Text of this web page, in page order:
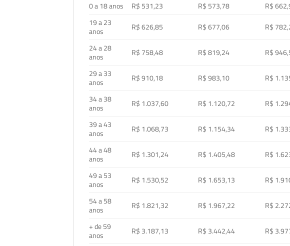
0 a 18 anos
R$ 531,23 R$ 573,78 R$
19 a 23
anos
R$ 626,85 R$ 677,06 R$
24 a 28
anos
R$ 758,48 R$ 819,24 R$
29 a 33
anos
R$ 910,18 R$ 983,10 R$
34 a 38
anos
R$ 1.037,60 R$ 1.120,72 R$
39 a 43
anos
R$ 1.068,73 R$ 1.154,34 R$
44 a 48
anos
R$ 1.301,24 R$ 1.405,48 R$
49 a 53
anos
R$ 1.530,52 R$ 1.653,13 R$
54 a 58
anos
R$ 1.821,32 R$ 1.967,22 R$
+ de 59
anos
R$ 3.187,13 R$ 3.442,44 R$